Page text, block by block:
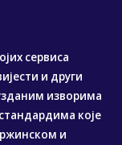
сервиса
и други
изворима
које
и